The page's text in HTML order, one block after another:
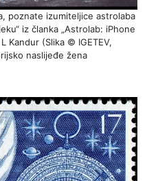
poznate izumiteljice astrolaba
iz članka „Astrolab: iPhone
Kandur (Slika © IGETEV,
naslijeđe žena